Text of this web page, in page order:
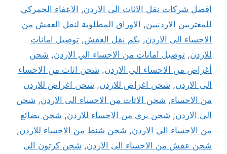
افضل شركات نقل الاثاث الى الاردن, الاعفاء الجمركي
للمغتربين الاردنيين, الاوراق المطلوبة لنقل العفش من
الاحساء الى الاردن, بكم نقل العفش, توصيل امانات
للاردن, توصيل امانات من الاحساء الي الاردن, شحن
أغراض من الاحساء الي الاردن, شحن اثاث من الاحساء
الى الاردن, شحن اغراض للاردن, شحن اغراض للاردن
من الاحساء, شحن الاثاث من الاحساء الى الاردن, شحن
الى الاردن, شحن بري من الاحساء للاردن, شحن بضائع
من الاحساء الي الاردن, شحن شنط من الاحساء للاردن,
شحن عفش من الاحساء الى الاردن, شحن كرتون الى